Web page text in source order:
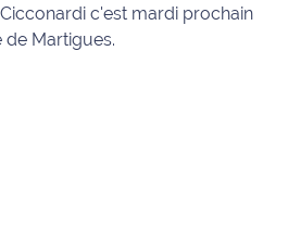
c'est mardi prochain
de Martigues.